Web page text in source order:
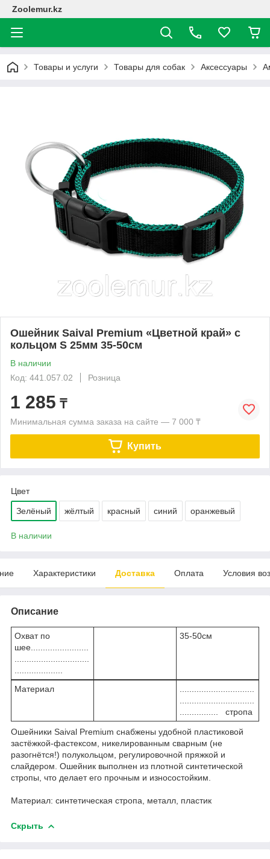
Zoolemur.kz
Товары и услуги Товары для собак Аксессуары
Ошейник Saival Premium «Цветной край» с
кольцом S 25мм 35-50см
В наличии
Код: 441.057.02
Розница
1 285 ₸
Минимальная сумма заказа на сайте — 7 000 ₸
Купить
Цвет
Зелёный жёлтый красный синий оранжевый
В наличии
Характеристики Доставка Оплата Условия
Описание
Охват по
шее........................
35-50см
Материал
................ стропа
Ошейники Saival Premium снабжены удобной пластиковой
застёжкой-фастексом, никелированным сварным (не
разогнётся!) полукольцом, регулировочной пряжкой и
слайдером. Ошейник выполнен из плотной синтетической
стропы, что делает его прочным и износостойким.
Материал: синтетическая стропа, металл, пластик
Скрыть